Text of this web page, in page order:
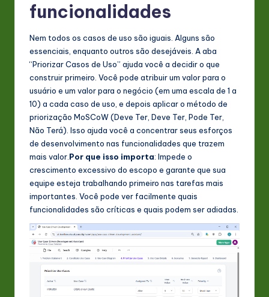
funcionalidades
Nem todos os casos de uso são iguais. Alguns são
essenciais, enquanto outros são desejáveis. A aba
“Priorizar Casos de Uso” ajuda você a decidir o que
construir primeiro. Você pode atribuir um valor para o
usuário e um valor para o negócio (em uma escala de 1 a
10) a cada caso de uso, e depois aplicar o método de
priorização MoSCoW (Deve Ter, Deve Ter, Pode Ter,
Não Terá). Isso ajuda você a concentrar seus esforços
de desenvolvimento nas funcionalidades que trazem
mais valor. Por que isso importa: Impede o
crescimento excessivo do escopo e garante que sua
equipe esteja trabalhando primeiro nas tarefas mais
importantes. Você pode ver facilmente quais
funcionalidades são críticas e quais podem ser adiadas.